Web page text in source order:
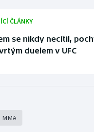
ČLÁNKY
se nikdy necítil,
duelem v UFC
MMA